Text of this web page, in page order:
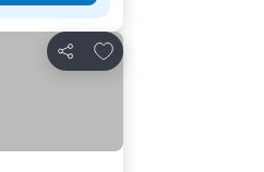
Jaa
Lisää suosikkeihin